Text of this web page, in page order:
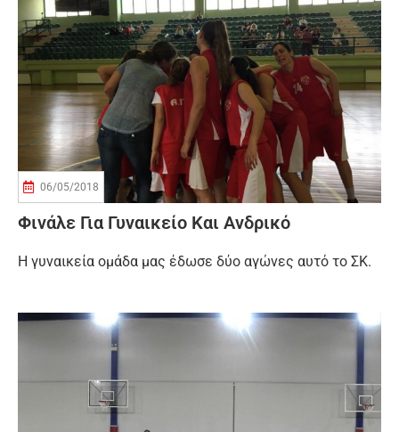
06/05/2018
Φινάλε Για Γυναικείο Και Ανδρικό
Η γυναικεία ομάδα μας έδωσε δύο αγώνες αυτό το ΣΚ.